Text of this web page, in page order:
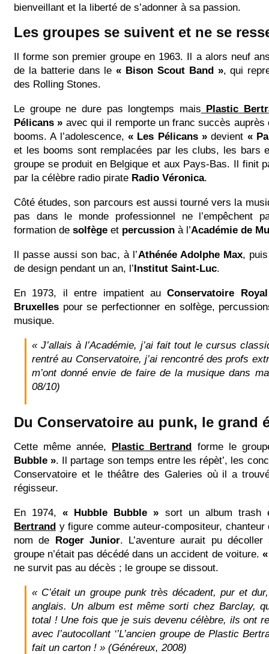
bienveillant et la liberté de s’adonner à sa passion.
Les groupes se suivent et ne se
Il forme son premier groupe en 1963. Il a alors neuf
de la batterie dans le« Bison Scout Band », qui
des Rolling Stones.
Le groupe ne dure pas longtemps mais Plastic
Pélicans » avec qui il remporte un franc succès
booms. A l’adolescence, « Les Pélicans » devient «
et les booms sont remplacées par les clubs, les bars
groupe se produit en Belgique et aux Pays-Bas. Il finit
par la célèbre radio pirate Radio Véronica.
Côté études, son parcours est aussi tourné vers la
pas dans le monde professionnel ne l’empêchent
formation de solfège et percussion à l’Académie de
Il passe aussi son bac, à l’Athénée Adolphe Max,
de design pendant un an, l’Institut Saint-Luc.
En 1973, il entre impatient auConservatoire
Bruxelles pour se perfectionner en solfège,
musique.
« J’allais à l’Académie, j’ai fait tout le cursus
rentré au Conservatoire, j’ai rencontré des profs
m’ont donné envie de faire de la musique dans
08/10)
Du Conservatoire au punk, le grand
Cette même année, Plastic Bertrand forme le
Bubble ». Il partage son temps entre les répèt’, les
Conservatoire et le théâtre des Galeries où il a
régisseur.
En 1974,« Hubble Bubble » sort un album trash
Bertrand y figure comme auteur-compositeur,
nom de Roger Junior. L’aventure aurait pu
groupe n’était pas décédé dans un accident de voiture.
ne survit pas au décès ; le groupe se dissout.
« C’était un groupe punk très décadent, pur et
anglais. Un album est même sorti chez Barclay,
total ! Une fois que je suis devenu célèbre, ils ont
avec l’autocollant ‘’L’ancien groupe de Plastic
fait un carton ! » (Généreux, 2008)